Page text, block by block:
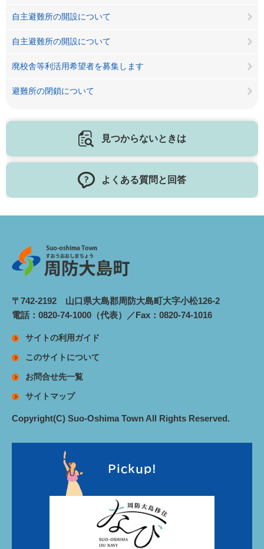
自主避難所の開設について
自主避難所の開設について
廃校舎等利活用希望者を募集します
避難所の閉鎖について
見つからないときは
よくある質問と回答
〒742-2192 山口県大島郡周防大島町大字小松126-2
電話：0820-74-1000（代表）／Fax：0820-74-1016
サイトの利用ガイド
このサイトについて
お問合せ先一覧
サイトマップ
Copyright(C) Suo-Oshima Town All Rights Reserved.